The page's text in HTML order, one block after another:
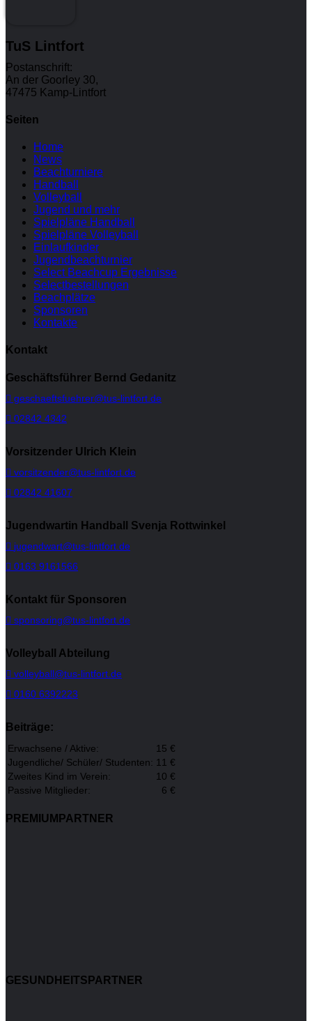
TuS Lintfort
Postanschrift:
An der Goorley 30,
47475 Kamp-Lintfort
Seiten
Home
News
Beachturniere
Handball
Volleyball
Jugend und mehr
Spielpläne Handball
Spielpläne Volleyball
Einlaufkinder
Jugendbeachturnier
Select Beachcup Ergebnisse
Selectbestellungen
Beachplätze
Sponsoren
Kontakte
Kontakt
Geschäftsführer Bernd Gedanitz
geschaeftsfuehrer@tus-lintfort.de
02842 4342
Vorsitzender Ulrich Klein
vorsitzender@tus-lintfort.de
02842 41607
Jugendwartin Handball Svenja Rottwinkel
jugendwart@tus-lintfort.de
0163 9161566
Kontakt für Sponsoren
sponsoring@tus-lintfort.de
Volleyball Abteilung
volleyball@tus-lintfort.de
0160 6392223
Beiträge:
Erwachsene / Aktive:
15 €
Jugendliche/ Schüler/ Studenten: 11 €
Zweites Kind im Verein:
10 €
Passive Mitglieder:
6 €
PREMIUMPARTNER
GESUNDHEITSPARTNER